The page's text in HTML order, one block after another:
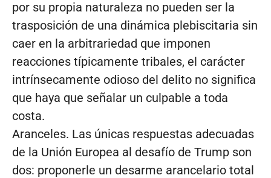
por su propia naturaleza no pueden ser la
trasposición de una dinámica plebiscitaria sin
caer en la arbitrariedad que imponen
reacciones típicamente tribales, el carácter
intrínsecamente odioso del delito no significa
que haya que señalar un culpable a toda
costa.
Aranceles. Las únicas respuestas adecuadas
de la Unión Europea al desafío de Trump son
dos: proponerle un desarme arancelario total